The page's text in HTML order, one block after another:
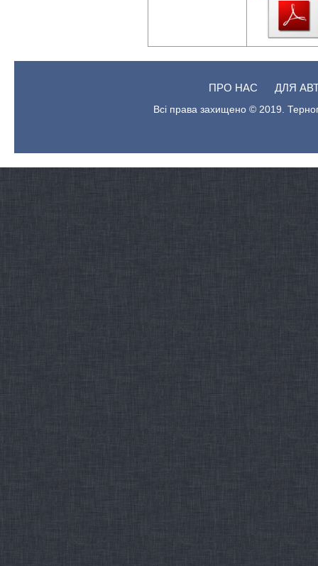
ПРО НАС ДЛЯ
Всі права захищено © 2019.